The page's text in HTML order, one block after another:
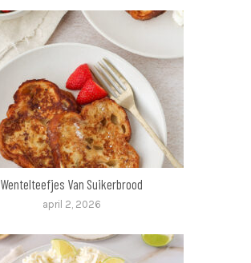
Wentelteefjes Van Suikerbrood
april 2, 2026